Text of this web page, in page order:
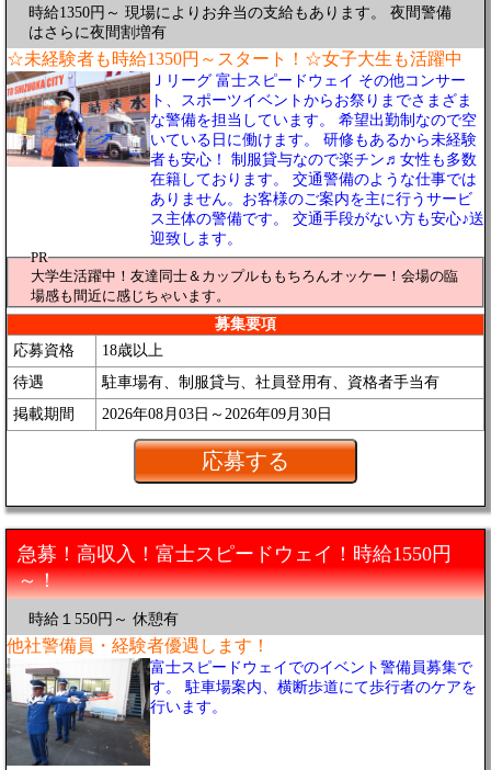
時給1350円～ 現場によりお弁当の支給もあります。 夜間警備
はさらに夜間割増有
☆未経験者も時給1350円～スタート！☆女子大生も活躍中
Ｊリーグ 富士スピードウェイ その他コンサー
ト、スポーツイベントからお祭りまでさまざま
な警備を担当しています。 希望出勤制なので空
いている日に働けます。 研修もあるから未経験
者も安心！ 制服貸与なので楽チン♬女性も多数
在籍しております。 交通警備のような仕事では
ありません。お客様のご案内を主に行うサービ
ス主体の警備です。 交通手段がない方も安心♪送
迎致します。
PR
大学生活躍中！友達同士＆カップルももちろんオッケー！会場の臨
場感も間近に感じちゃいます。
募集要項
応募資格
18歳以上
待遇
駐車場有、制服貸与、社員登用有、資格者手当有
掲載期間
2026年08月03日～2026年09月30日
急募！高収入！富士スピードウェイ！時給1550円
～！
時給１550円～ 休憩有
他社警備員・経験者優遇します！
富士スピードウェイでのイベント警備員募集で
す。 駐車場案内、横断歩道にて歩行者のケアを
行います。